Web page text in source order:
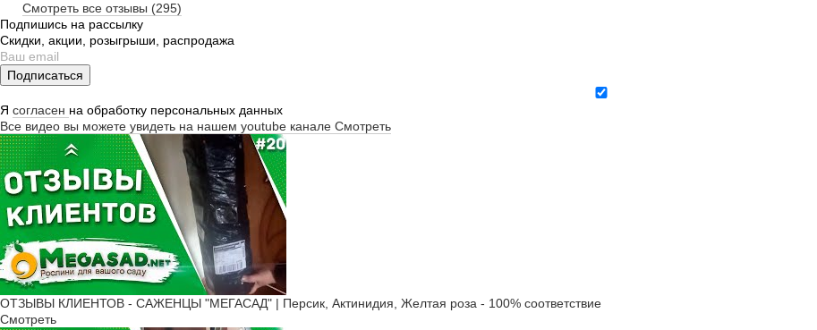
Смотреть все отзывы (295)
Подпишись на рассылку
Скидки, акции, розыгрыши, распродажа
Подписаться
Я согласен на обработку персональных данных
Все видео вы можете увидеть на нашем youtube канале Смотреть
ОТЗЫВЫ КЛИЕНТОВ - САЖЕНЦЫ "МЕГАСАД" | Персик, Актинидия, Желтая роза - 100% соответствие
Смотреть